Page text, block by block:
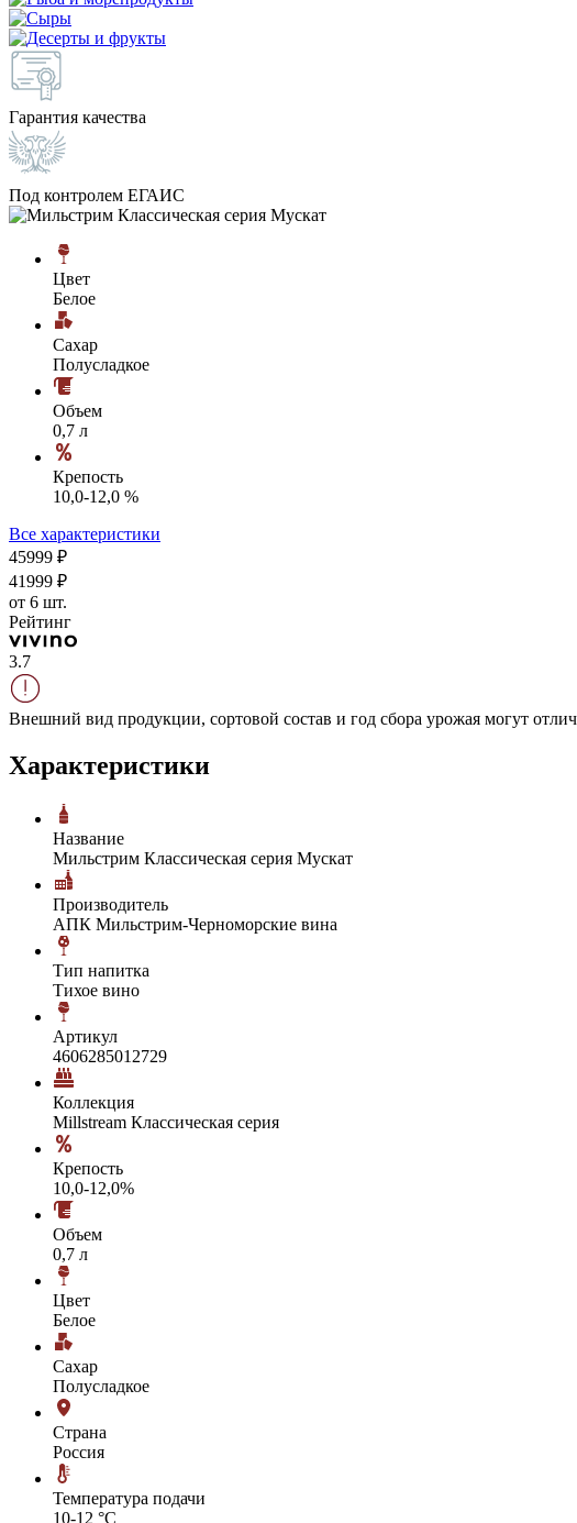
Гарантия качества
Под контролем ЕГАИС
Цвет
Белое
Сахар
Полусладкое
Объем
0,7 л
Крепость
10,0-12,0 %
Все характеристики
45999 ₽
41999 ₽
от 6 шт.
Рейтинг
3.7
Внешний вид продукции, сортовой состав и год сбора урожая могут
Характеристики
Название
Мильстрим Классическая серия Мускат
Производитель
АПК Мильстрим-Черноморские вина
Тип напитка
Тихое вино
Артикул
4606285012729
Коллекция
Millstream Классическая серия
Крепость
10,0-12,0%
Объем
0,7 л
Цвет
Белое
Сахар
Полусладкое
Страна
Россия
Температура подачи
10-12 °С